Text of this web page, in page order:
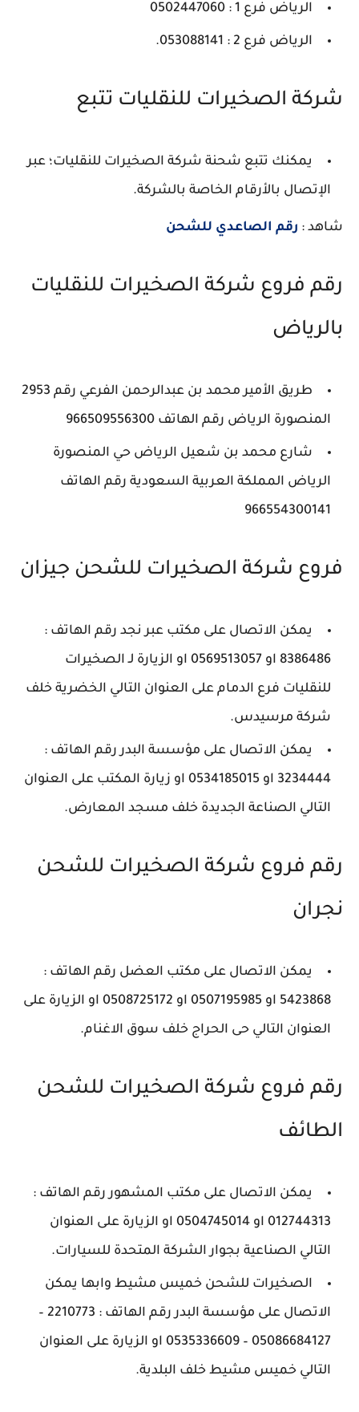
الرياض فرع 1 : 0502447060
الرياض فرع 2 : 053088141.
شركة الصخيرات للنقليات تتبع
يمكنك تتبع شحنة شركة الصخيرات للنقليات؛ عبر
الإتصال بالأرقام الخاصة بالشركة.
شاهد : رقم الصاعدي للشحن
رقم فروع شركة الصخيرات للنقليات
بالرياض
طريق الأمير محمد بن عبدالرحمن الفرعي رقم 2953
المنصورة الرياض رقم الهاتف 966509556300
شارع محمد بن شعيل الرياض حي المنصورة
الرياض المملكة العربية السعودية رقم الهاتف
966554300141
فروع شركة الصخيرات للشحن جيزان
يمكن الاتصال على مكتب عبر نجد رقم الهاتف :
8386486 او 0569513057 او الزيارة لـ الصخيرات
للنقليات فرع الدمام على العنوان التالي الخضرية خلف
شركة مرسيدس.
يمكن الاتصال على مؤسسة البدر رقم الهاتف :
3234444 او 0534185015 او زيارة المكتب على العنوان
التالي الصناعة الجديدة خلف مسجد المعارض.
رقم فروع شركة الصخيرات للشحن
نجران
يمكن الاتصال على مكتب العضل رقم الهاتف :
5423868 او 0507195985 او 0508725172 او الزيارة على
العنوان التالي حى الحراج خلف سوق الاغنام.
رقم فروع شركة الصخيرات للشحن
الطائف
يمكن الاتصال على مكتب المشهور رقم الهاتف :
012744313 او 0504745014 او الزيارة على العنوان
التالي الصناعية بجوار الشركة المتحدة للسيارات.
الصخيرات للشحن خميس مشيط وابها يمكن
الاتصال على مؤسسة البدر رقم الهاتف : 2210773 –
05086684127 – 0535336609 او الزيارة على العنوان
التالي خميس مشيط خلف البلدية.